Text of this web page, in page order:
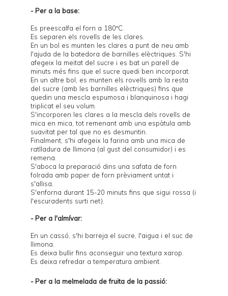
- Per a la base:
Es preescalfa el forn a 180ºC.
Es separen els rovells de les clares.
En un bol es munten les clares a punt de neu amb
l'ajuda de la batedora de barnilles elèctriques. S'hi
afegeix la meitat del sucre i es bat un parell de
minuts més fins que el sucre quedi ben incorporat.
En un altre bol, es munten els rovells amb la resta
del sucre (amb les barnilles elèctriques) fins que
quedin una mescla espumosa i blanquinosa i hagi
triplicat el seu volum.
S'incorporen les clares a la mescla dels rovells de
mica en mica, tot remenant amb una espàtula amb
suavitat per tal que no es desmuntin.
Finalment, s'hi afegeix la farina amb una mica de
ratlladura de llimona (al gust del consumidor) i es
remena.
S'aboca la preparació dins una safata de forn
folrada amb paper de forn prèviament untat i
s'allisa.
S'enforna durant 15-20 minuts fins que sigui rossa (i
l'escuradents surti net).
- Per a l'almívar:
En un cassó, s'hi barreja el sucre, l'aigua i el suc de
llimona.
Es deixa bullir fins aconseguir una textura xarop.
Es deixa refredar a temperatura ambient.
- Per a la melmelada de fruita de la passió: